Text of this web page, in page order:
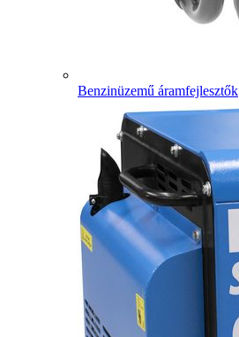
Benzinüzemű áramfejlesztők